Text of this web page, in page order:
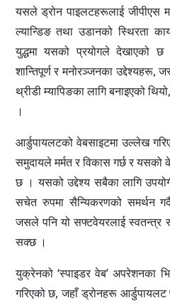
यसले ड्रोन पाइलटहरूलाई जीपीएस
ल्यान्डिङ तथा उडानको स्थिरता
युद्धमा यसको प्रयोगले देखाएको
शान्तिपूर्ण र मनोरञ्जनका उद्देश्यहरू,
थ्रीडी म्यापिङका लागि बनाइएको
।
आर्डुपायलटको वेबसाइटमा उल्लेख
समुदायले मर्मत र विकास गर्छ र यसको
छ । यसको उद्देश्य सबैका लागि
सचेत रुपमा सैन्यिकरणको समर्थन
जसले पनि यो सफ्टवेयरलाई स्वतन्त्र
सक्छ ।
युक्रेनको ‘स्पाइडर वेब’ अपरेशनका
गरिएको छ, जहाँ ड्रोनहरू आर्डुपायलट